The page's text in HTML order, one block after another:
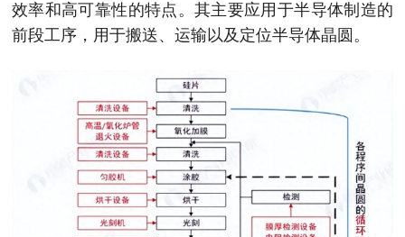
效率和高可靠性的特点。其主要应用于半导体制造的
前段工序，用于搬送、运输以及定位半导体晶圆。